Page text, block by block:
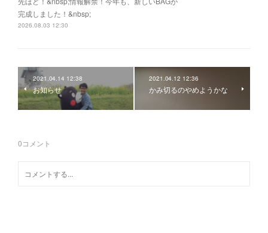
完成しました！&nbsp;
2026.08.03 12:30
2021.04.14 12:38
お知らせ
2021.04.12 12:36
かみ切るのやめようかな
0コメント